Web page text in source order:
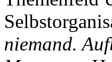
niemand.